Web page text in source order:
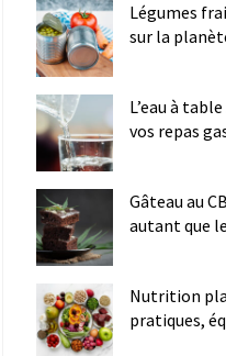
Légumes
sur la
L’eau à
vos repas
Gâteau au
autant que
Nutrition
pratiques,